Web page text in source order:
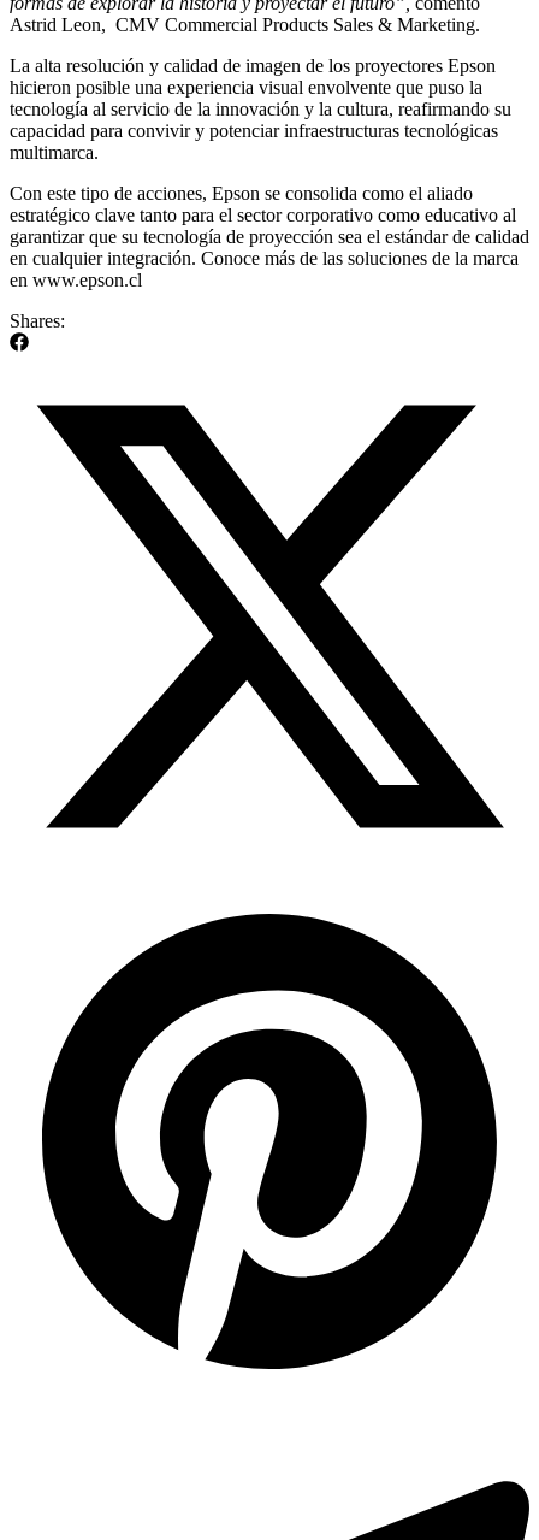
Astrid Leon, CMV Commercial Products Sales & Marketing.
La alta resolución y calidad de imagen de los proyectores Epson
hicieron posible una experiencia visual envolvente que puso la
tecnología al servicio de la innovación y la cultura, reafirmando su
capacidad para convivir y potenciar infraestructuras tecnológicas
multimarca.
Con este tipo de acciones, Epson se consolida como el aliado
estratégico clave tanto para el sector corporativo como educativo al
garantizar que su tecnología de proyección sea el estándar de calidad
en cualquier integración. Conoce más de las soluciones de la marca
en www.epson.cl
Shares: